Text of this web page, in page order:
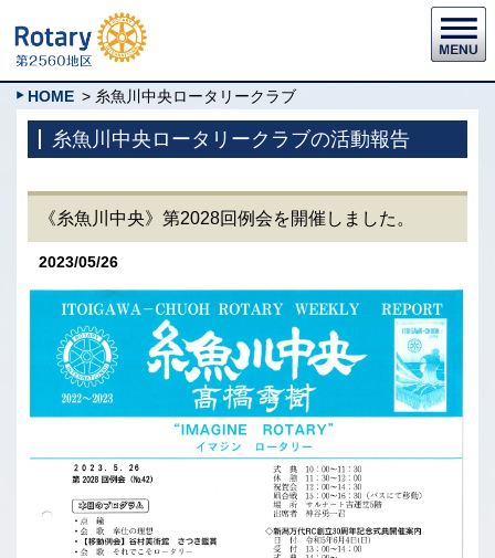
HOME > 糸魚川中央ロータリークラブ
糸魚川中央ロータリークラブの活動報告
《糸魚川中央》第2028回例会を開催しました。
2023/05/26